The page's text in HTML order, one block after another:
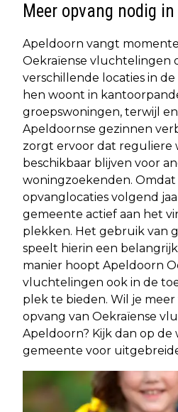
Meer opvang nodig
Apeldoorn vangt
Oekraïense vluchtelingen
verschillende locaties in de
hen woont in
groepswoningen, terwijl
Apeldoornse gezinnen
zorgt ervoor dat reguliere
beschikbaar blijven voor
woningzoekenden. Omdat
opvanglocaties volgend
gemeente actief aan het
plekken. Het gebruik van
speelt hierin een
manier hoopt Apeldoorn
vluchtelingen ook in de
plek te bieden. Wil je
opvang van Oekraïense
Apeldoorn? Kijk dan op de
gemeente voor